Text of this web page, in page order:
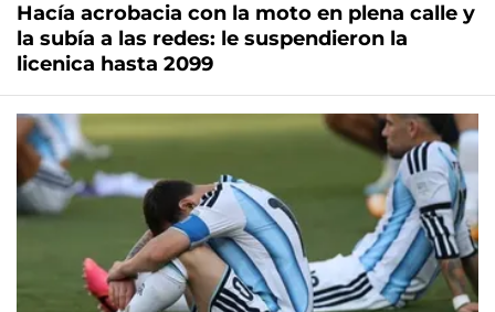
Hacía acrobacia con la moto en plena calle y
la subía a las redes: le suspendieron la
licenica hasta 2099